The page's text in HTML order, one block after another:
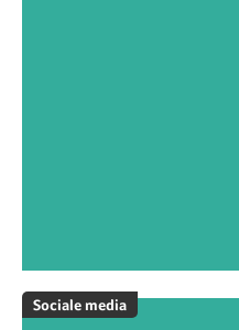
Sociale media